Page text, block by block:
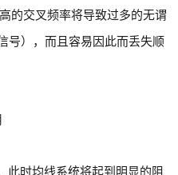
的交叉频率将导致过多的无谓
号），而且容易因此而丢失顺
此时均线系统将起到明显的阻